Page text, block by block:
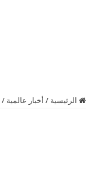
الرئيسية / أخبار عالمية /